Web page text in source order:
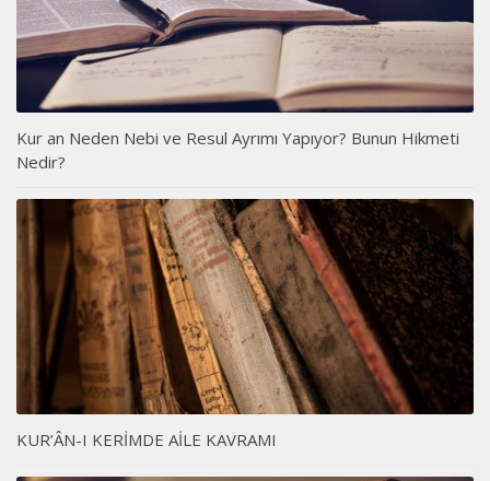
Kur an Neden Nebi ve Resul Ayrımı Yapıyor? Bunun Hikmeti
Nedir?
KUR’ÂN-I KERİMDE AİLE KAVRAMI